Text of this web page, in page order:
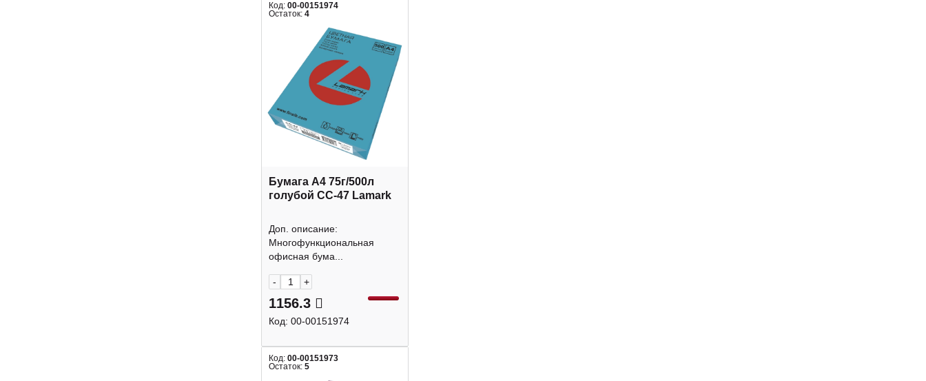
Код: 00-00151974
Остаток: 4
Бумага А4 75г/500л
голубой CC-47 Lamark
Доп. описание:
Многофункциональная
офисная бума...
- +
1156.3
Код: 00-00151974
Код: 00-00151973
Остаток: 5